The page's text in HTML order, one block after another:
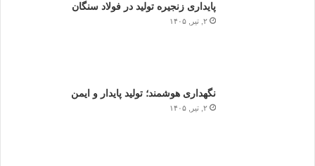
پایداری زنجیره تولید در فولاد سنگان
۲, تیر, ۱۴۰۵
نگهداری هوشمند؛ تولید پایدار و ایمن
۲, تیر, ۱۴۰۵